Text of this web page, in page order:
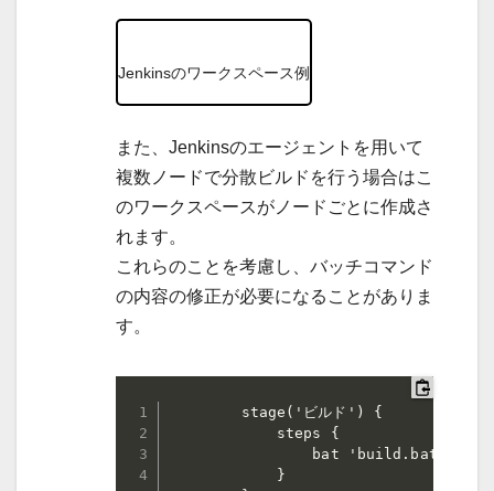
Jenkinsのワークスペース例
また、Jenkinsのエージェントを用いて
複数ノードで分散ビルドを行う場合はこ
のワークスペースがノードごとに作成さ
れます。
これらのことを考慮し、バッチコマンド
の内容の修正が必要になることがありま
す。
        stage('ビルド') {
            steps {
                bat 'build.bat'
            }